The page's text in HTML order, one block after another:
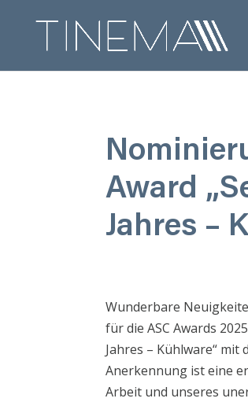
Award
Jahres –
Wunderbare
für die ASC Awards
Jahres – Kühlware“ mit
Anerkennung ist eine
Arbeit und unseres